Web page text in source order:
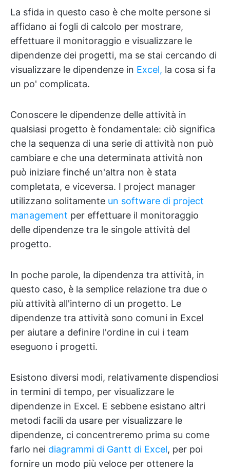
La sfida in questo caso è che molte persone si
affidano ai fogli di calcolo per mostrare,
effettuare il monitoraggio e visualizzare le
dipendenze dei progetti, ma se stai cercando di
visualizzare le dipendenze in Excel, la cosa si fa
un po' complicata.
Conoscere le dipendenze delle attività in
qualsiasi progetto è fondamentale: ciò significa
che la sequenza di una serie di attività non può
cambiare e che una determinata attività non
può iniziare finché un'altra non è stata
completata, e viceversa. I project manager
utilizzano solitamente un software di project
management per effettuare il monitoraggio
delle dipendenze tra le singole attività del
progetto.
In poche parole, la dipendenza tra attività, in
questo caso, è la semplice relazione tra due o
più attività all'interno di un progetto. Le
dipendenze tra attività sono comuni in Excel
per aiutare a definire l'ordine in cui i team
eseguono i progetti.
Esistono diversi modi, relativamente dispendiosi
in termini di tempo, per visualizzare le
dipendenze in Excel. E sebbene esistano altri
metodi facili da usare per visualizzare le
dipendenze, ci concentreremo prima su come
farlo nei diagrammi di Gantt di Excel, per poi
fornire un modo più veloce per ottenere la